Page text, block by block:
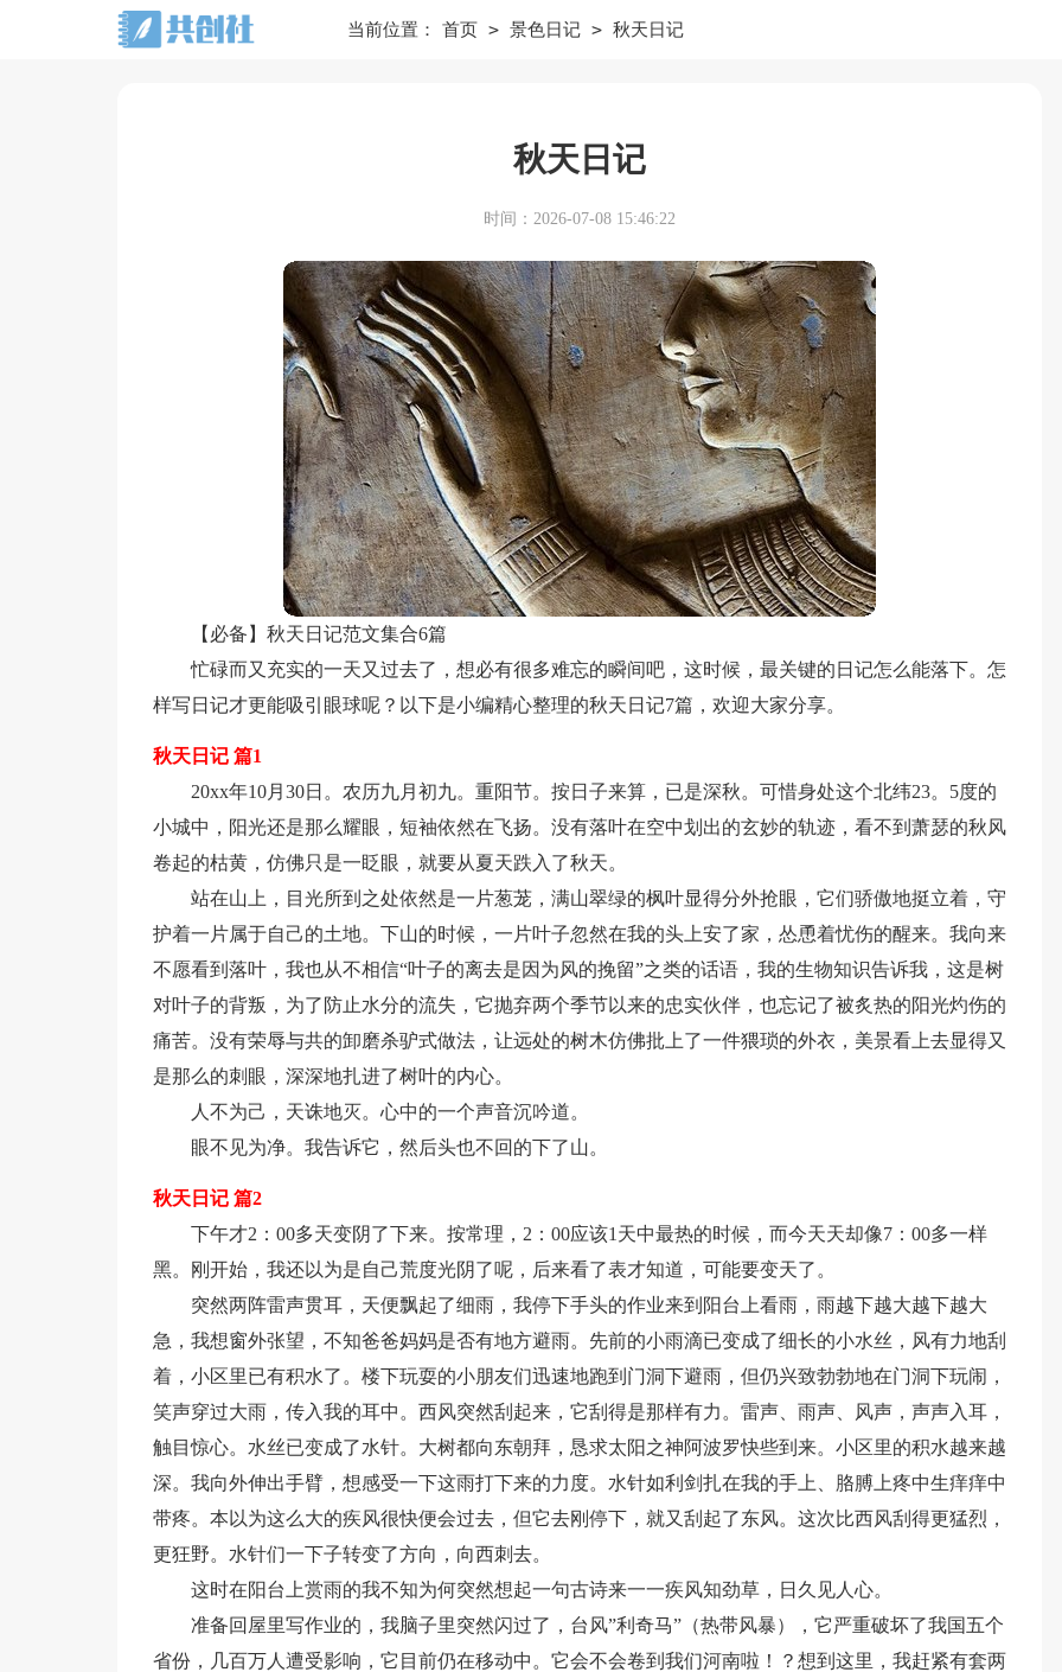
当前位置： 首页 > 景色日记 > 秋天日记
秋天日记
时间：2026-07-08 15:46:22
【必备】秋天日记范文集合6篇
忙碌而又充实的一天又过去了，想必有很多难忘的瞬间吧，这时候，最关键的日记怎么能落下。怎
样写日记才更能吸引眼球呢？以下是小编精心整理的秋天日记7篇，欢迎大家分享。
秋天日记 篇1
20xx年10月30日。农历九月初九。重阳节。按日子来算，已是深秋。可惜身处这个北纬23。5度的
小城中，阳光还是那么耀眼，短袖依然在飞扬。没有落叶在空中划出的玄妙的轨迹，看不到萧瑟的秋风
卷起的枯黄，仿佛只是一眨眼，就要从夏天跌入了秋天。
站在山上，目光所到之处依然是一片葱茏，满山翠绿的枫叶显得分外抢眼，它们骄傲地挺立着，守
护着一片属于自己的土地。下山的时候，一片叶子忽然在我的头上安了家，怂恿着忧伤的醒来。我向来
不愿看到落叶，我也从不相信“叶子的离去是因为风的挽留”之类的话语，我的生物知识告诉我，这是树
对叶子的背叛，为了防止水分的流失，它抛弃两个季节以来的忠实伙伴，也忘记了被炙热的阳光灼伤的
痛苦。没有荣辱与共的卸磨杀驴式做法，让远处的树木仿佛批上了一件猥琐的外衣，美景看上去显得又
是那么的刺眼，深深地扎进了树叶的内心。
人不为己，天诛地灭。心中的一个声音沉吟道。
眼不见为净。我告诉它，然后头也不回的下了山。
秋天日记 篇2
下午才2：00多天变阴了下来。按常理，2：00应该1天中最热的时候，而今天天却像7：00多一样
黑。刚开始，我还以为是自己荒度光阴了呢，后来看了表才知道，可能要变天了。
突然两阵雷声贯耳，天便飘起了细雨，我停下手头的作业来到阳台上看雨，雨越下越大越下越大
急，我想窗外张望，不知爸爸妈妈是否有地方避雨。先前的小雨滴已变成了细长的小水丝，风有力地刮
着，小区里已有积水了。楼下玩耍的小朋友们迅速地跑到门洞下避雨，但仍兴致勃勃地在门洞下玩闹，
笑声穿过大雨，传入我的耳中。西风突然刮起来，它刮得是那样有力。雷声、雨声、风声，声声入耳，
触目惊心。水丝已变成了水针。大树都向东朝拜，恳求太阳之神阿波罗快些到来。小区里的积水越来越
深。我向外伸出手臂，想感受一下这雨打下来的力度。水针如利剑扎在我的手上、胳膊上疼中生痒痒中
带疼。本以为这么大的疾风很快便会过去，但它去刚停下，就又刮起了东风。这次比西风刮得更猛烈，
更狂野。水针们一下子转变了方向，向西刺去。
这时在阳台上赏雨的我不知为何突然想起一句古诗来一一疾风知劲草，日久见人心。
准备回屋里写作业的，我脑子里突然闪过了，台风”利奇马”（热带风暴），它严重破坏了我国五个
省份，几百万人遭受影响，它目前仍在移动中。它会不会卷到我们河南啦！？想到这里，我赶紧有套两